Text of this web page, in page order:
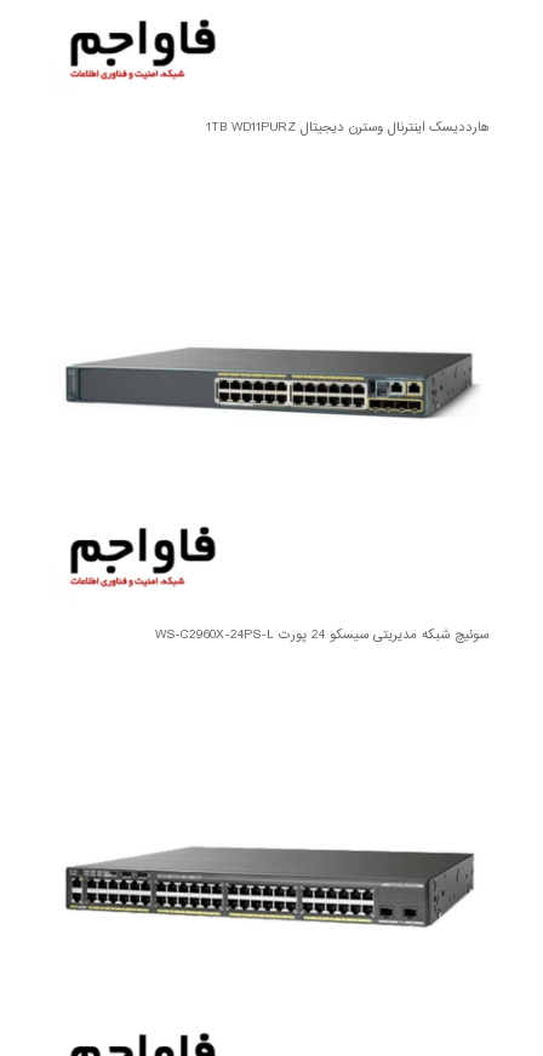
هارددیسک اینترنال وسترن دیجیتال 1TB WD11PURZ
سوئیچ شبکه مدیریتی سیسکو 24 پورت WS-C2960X-24PS-L